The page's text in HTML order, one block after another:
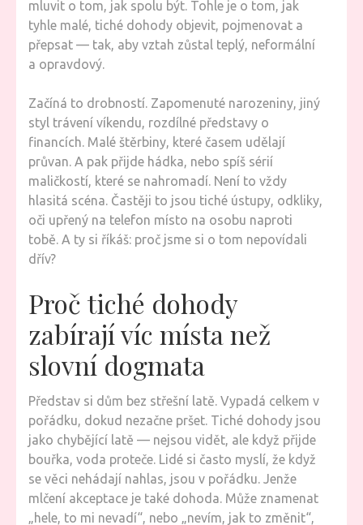
mluvit o tom, jak spolu být. Tohle je o tom, jak
tyhle malé, tiché dohody objevit, pojmenovat a
přepsat — tak, aby vztah zůstal teplý, neformální
a opravdový.
Začíná to drobností. Zapomenuté narozeniny, jiný
styl trávení víkendu, rozdílné představy o
financích. Malé štěrbiny, které časem udělají
průvan. A pak přijde hádka, nebo spíš sérií
maličkostí, které se nahromadí. Není to vždy
hlasitá scéna. Častěji to jsou tiché ústupy, odkliky,
oči upřený na telefon místo na osobu naproti
tobě. A ty si říkáš: proč jsme si o tom nepovídali
dřív?
Proč tiché dohody
zabírají víc místa než
slovní dogmata
Představ si dům bez střešní latě. Vypadá celkem v
pořádku, dokud nezačne pršet. Tiché dohody jsou
jako chybějící latě — nejsou vidět, ale když přijde
bouřka, voda proteče. Lidé si často myslí, že když
se věci nehádají nahlas, jsou v pořádku. Jenže
mlčení akceptace je také dohoda. Může znamenat
„hele, to mi nevadí“, nebo „nevím, jak to změnit“,